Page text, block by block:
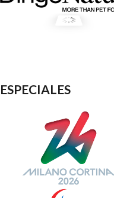
ESPECIALES